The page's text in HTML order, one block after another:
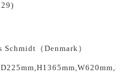
Schmidt（Denmark）